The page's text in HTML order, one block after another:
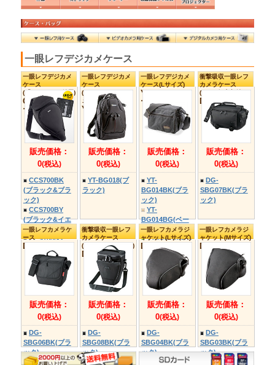
価格：0円
（税込）
価格：0円
（税込）
価格：0円
（税込）